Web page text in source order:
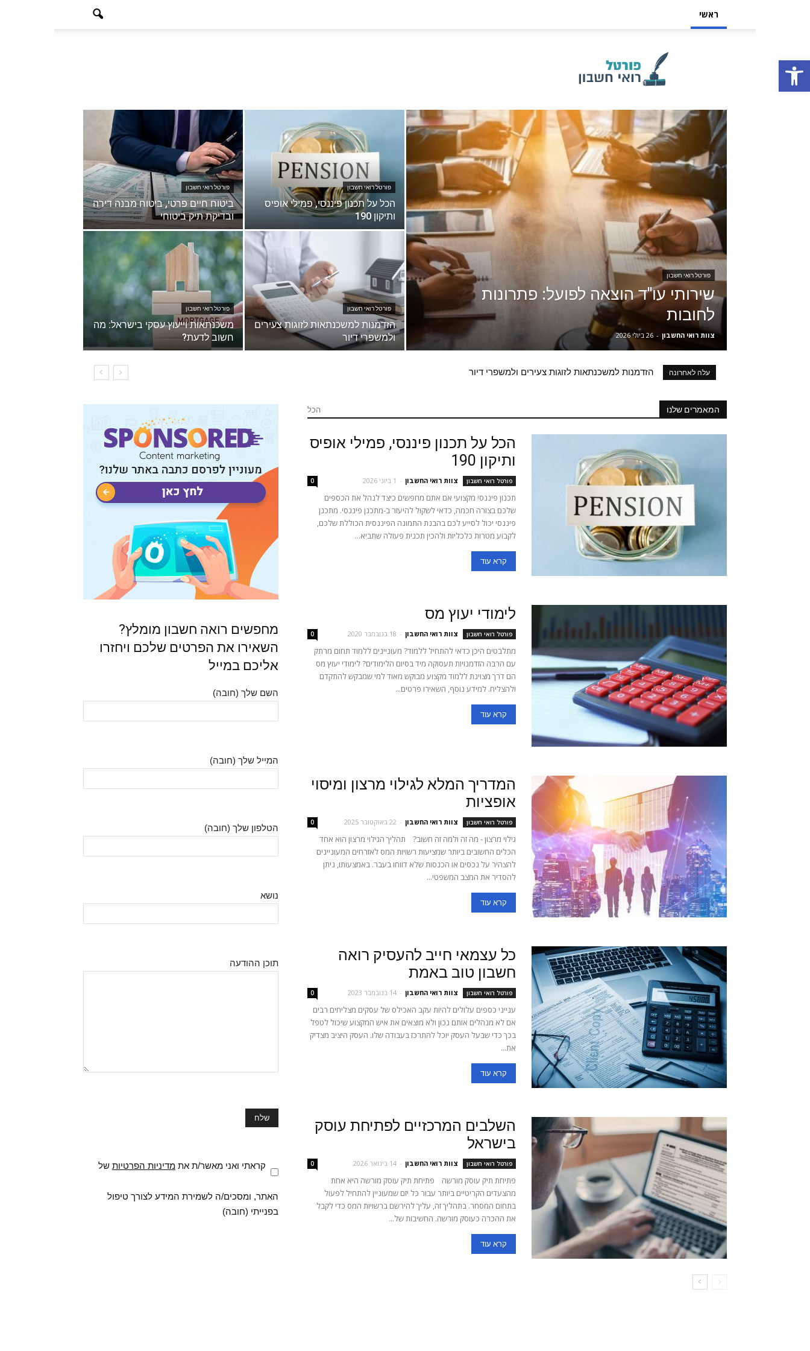
פתח סרגל נגישות
ראשי
פורטל רואי חשבון
שירותי עו"ד הוצאה לפועל: פתרונות
לחובות
צוות רואי החשבון - 26 ביולי 2026
פורטל רואי חשבון
הכל על תכנון פיננסי, פמילי אופיס
ותיקון 190
פורטל רואי חשבון
ביטוח חיים פרטי, ביטוח מבנה דירה
ובדיקת תיק ביטוחי
פורטל רואי חשבון
הזדמנות למשכנתאות לזוגות צעירים
ולמשפרי דיור
פורטל רואי חשבון
משכנתאות וייעוץ עסקי בישראל: מה
חשוב לדעת?
עלה לאחרונה הזדמנות למשכנתאות לזוגות צעירים ולמשפרי דיור
המאמרים שלנו הכל
הכל על תכנון פיננסי, פמילי אופיס
ותיקון 190
פורטל רואי חשבון צוות רואי החשבון - 1 ביוני 2026 0
תכנון פיננסי מקצועי אם אתם מחפשים כיצד לנהל את הכספים
שלכם בצורה חכמה, כדאי לשקול להיעזר ב-מתכנן פיננסי. מתכנן
פיננסי יכול לסייע לכם בהבנת התמונה הפיננסית הכוללת שלכם,
לקבוע מטרות כלכליות ולהכין תכנית פעולה שתביא...
קרא עוד
לימודי יעוץ מס
פורטל רואי חשבון צוות רואי החשבון - 18 בנובמבר 2020 0
מתלבטים היכן כדאי להתחיל ללמוד? מעוניינים ללמוד תחום מרתק
עם הרבה הזדמנויות תעסוקה מיד בסיום הלימודים? לימודי יעוץ מס
הם דרך מצוינת ללמוד מקצוע מבוקש מאוד למי שמבקש להתקדם
ולהצליח. למידע נוסף, השאירו פרטים...
קרא עוד
המדריך המלא לגילוי מרצון ומיסוי
אופציות
פורטל רואי חשבון צוות רואי החשבון - 22 באוקטובר 2025 0
גילוי מרצון - מה זה ולמה זה חשוב? תהליך הגילוי מרצון הוא אחד
הכלים החשובים ביותר שמציעות רשויות המס לאזרחים המעוניינים
להצהיר על נכסים או הכנסות שלא דווחו בעבר. באמצעותו, ניתן
להסדיר את המצב המשפטי...
קרא עוד
כל עצמאי חייב להעסיק רואה
חשבון טוב באמת
פורטל רואי חשבון צוות רואי החשבון - 14 בנובמבר 2023 0
ענייני כספים עלולים להיות עקב האכילס של עסקים מצליחים רבים
אם לא מנהלים אותם נכון ולא מוצאים את איש המקצוע שיכול לטפל
בכך כדי שבעל העסק יוכל להתרכז בעבודה שלו. העסק היציב מצדיק
את...
קרא עוד
השלבים המרכזיים לפתיחת עוסק
בישראל
פורטל רואי חשבון צוות רואי החשבון - 14 בינואר 2026 0
פתיחת תיק עוסק מורשה פתיחת תיק עוסק מורשה היא אחת
מהצעדים הקריטיים ביותר עבור כל יזם שמעוניין להתחיל לפעול
בתחום המסחר. בתהליך זה, עליך להירשם ברשויות המס כדי לקבל
את ההכרה כעוסק מורשה. החשיבות של...
קרא עוד
מחפשים רואה חשבון מומלץ?
השאירו את הפרטים שלכם ויחזרו
אליכם במייל
השם שלך (חובה)
המייל שלך (חובה)
הטלפון שלך (חובה)
נושא
תוכן ההודעה
קראתי ואני מאשר/ת את מדיניות הפרטיות של
האתר, ומסכים/ה לשמירת המידע לצורך טיפול
בפנייתי (חובה)